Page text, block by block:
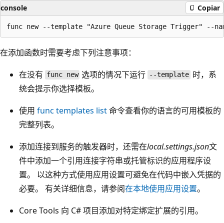
console Copiar
在添加函数时需要考虑下列注意事项：
在没有 func new 选项的情况下运行 --template 时，系
统会提示你选择模板。
使用 func templates list命令查看你的语言的可用模板的
完整列表。
添加连接到服务的触发器时，还需在local.settings.json文
件中添加一个引用连接字符串或托管标识的应用程序设
置。 以这种方式使用应用设置可避免在代码中嵌入凭据的
必要。 有关详细信息，请参阅在本地使用应用设置。
Core Tools 向 C# 项目添加对特定绑定扩展的引用。